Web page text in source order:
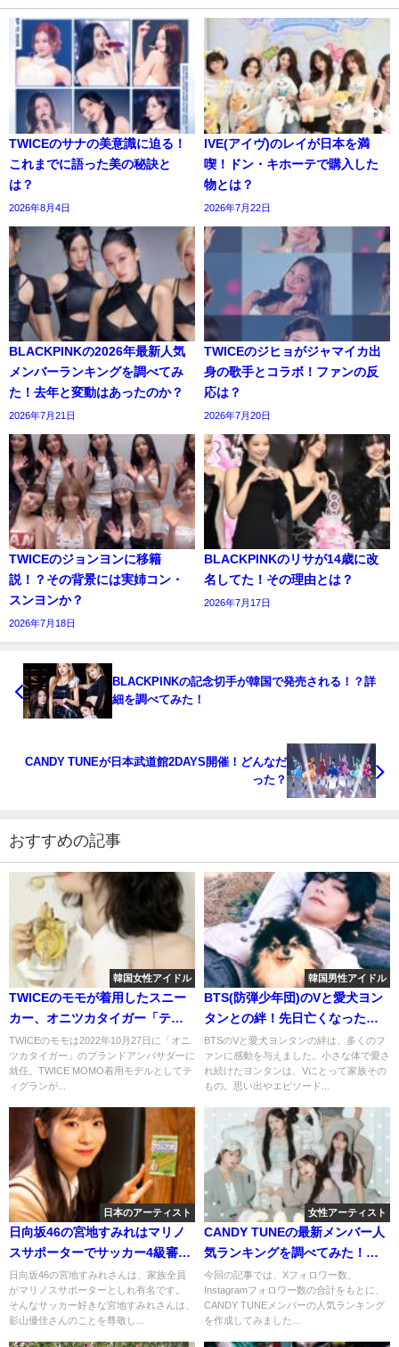
TWICEのサナの美意識に迫る！
これまでに語った美の秘訣と
は？
2026年8月4日
IVE(アイヴ)のレイが日本を満
喫！ドン・キホーテで購入した
物とは？
2026年7月22日
BLACKPINKの2026年最新人気
メンバーランキングを調べてみ
た！去年と変動はあったのか？
2026年7月21日
TWICEのジヒョがジャマイカ出
身の歌手とコラボ！ファンの反
応は？
2026年7月20日
TWICEのジョンヨンに移籍
説！？その背景には実姉コン・
スンヨンか？
2026年7月18日
BLACKPINKのリサが14歳に改
名してた！その理由とは？
2026年7月17日
BLACKPINKの記念切手が韓国で発売される！？詳
細を調べてみた！
CANDY TUNEが日本武道館2DAYS開催！どんなだ
った？
おすすめの記事
韓国女性アイドル
TWICEのモモが着用したスニー
カー、オニツカタイガー「ティ
グラン」が発売。ファンへの影
響は？
TWICEのモモは2022年10月27日に「オニ
ツカタイガー」のブランドアンバサダーに
就任。TWICE MOMO着用モデルとしてテ
ィグランが...
韓国男性アイドル
BTS(防弾少年団)のVと愛犬ヨン
タンとの絆！先日亡くなったと
いう悲しい発表についても…
BTSのVと愛犬ヨンタンの絆は、多くのフ
ァンに感動を与えました。小さな体で愛さ
れ続けたヨンタンは、Vにとって家族その
もの。思い出やエピソード...
日本のアーティスト
日向坂46の宮地すみれはマリノ
スサポーターでサッカー4級審判
員取得済なサッカー好き！影山
優佳の後継者か！？
日向坂46の宮地すみれさんは、家族全員
がマリノスサポーターとしれ有名です。
そんなサッカー好きな宮地すみれさんは、
影山優佳さんのことを尊敬し...
女性アーティスト
CANDY TUNEの最新メンバー人
気ランキングを調べてみた！の
人気の理由は？
今回の記事では、Xフォロワー数、
Instagramフォロワー数の合計をもとに、
CANDY TUNEメンバーの人気ランキング
を作成してみました...